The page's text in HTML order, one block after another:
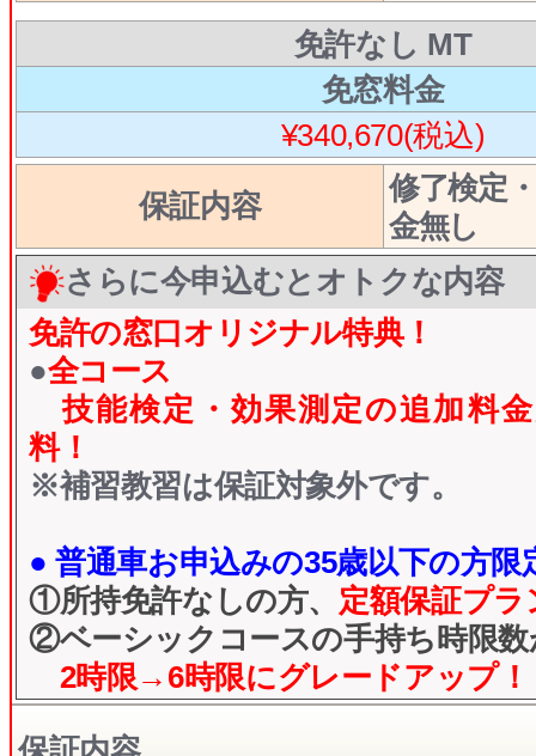
免許なし MT
免窓料金
¥340,670(税込)
保証内容
修了検定
金無し
さらに今申込むとオトクな内容
免許の窓口オリジナル特典！
●全コース
技能検定・効果測定の追加料
料！
※補習教習は保証対象外です。
● 普通車お申込みの35歳以下の方限
①所持免許なしの方、 定額保証プラ
②ベーシックコースの手持ち時限数
2時限→6時限にグレードアップ！